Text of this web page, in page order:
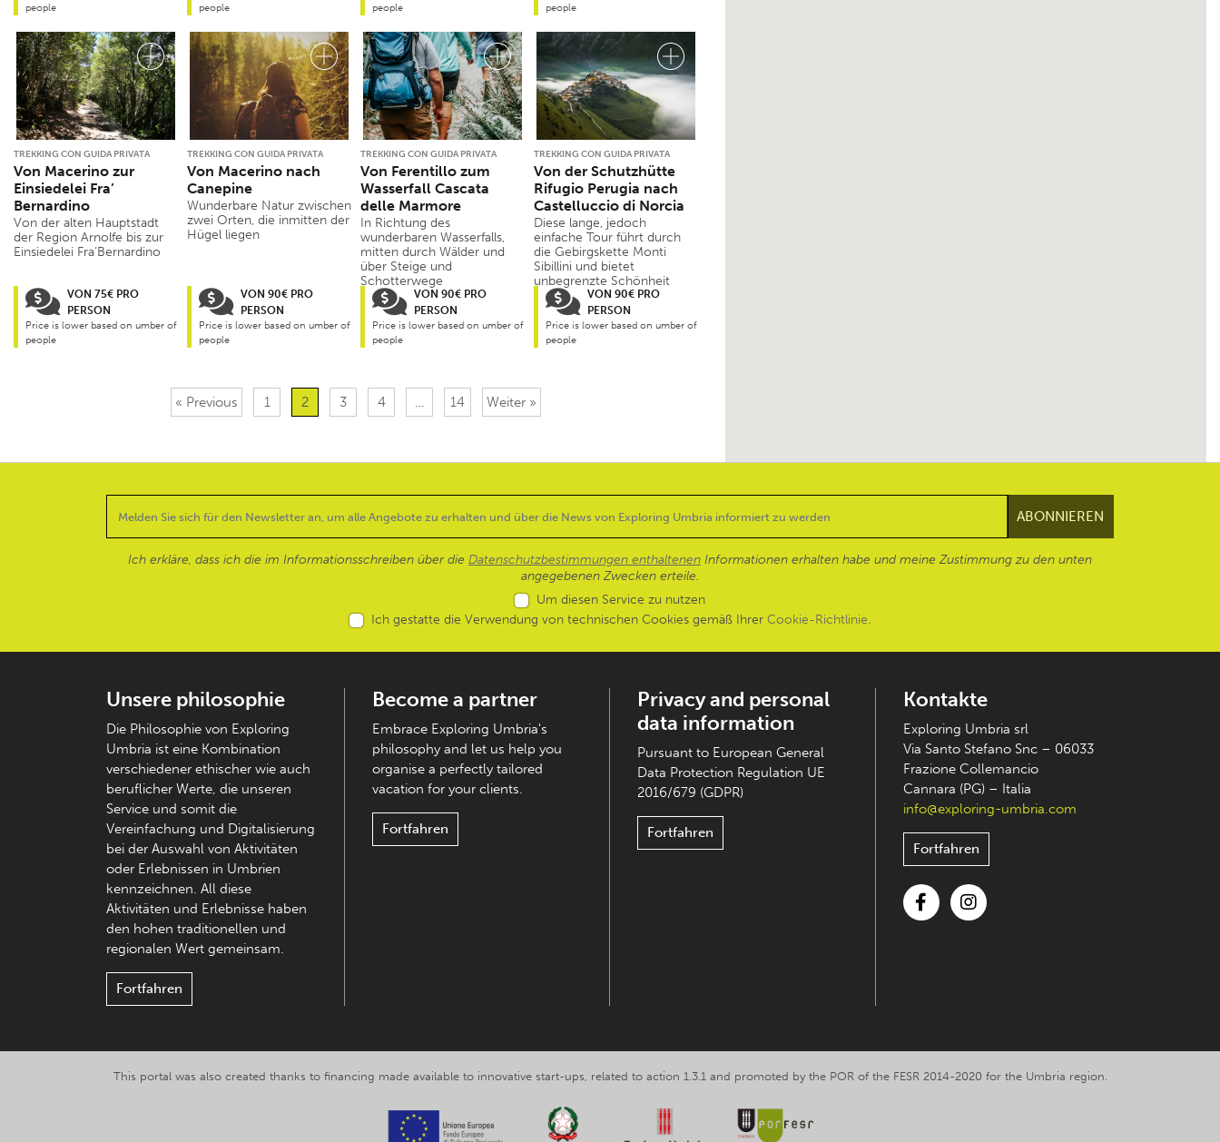
people
people
people
people
TREKKING CON GUIDA PRIVATA
Von Macerino zur
Einsiedelei Fra’
Bernardino
Von der alten Hauptstadt
der Region Arnolfe bis zur
Einsiedelei Fra‘Bernardino
VON 75€ PRO
PERSON
Price is lower based on umber of
people
TREKKING CON GUIDA PRIVATA
Von Macerino nach
Canepine
Wunderbare Natur zwischen
zwei Orten, die inmitten der
Hügel liegen
VON 90€ PRO
PERSON
Price is lower based on umber of
people
TREKKING CON GUIDA PRIVATA
Von Ferentillo zum
Wasserfall Cascata
delle Marmore
In Richtung des
wunderbaren Wasserfalls,
mitten durch Wälder und
über Steige und
Schotterwege
VON 90€ PRO
PERSON
Price is lower based on umber of
people
TREKKING CON GUIDA PRIVATA
Von der Schutzhütte
Rifugio Perugia nach
Castelluccio di Norcia
Diese lange, jedoch
einfache Tour führt durch
die Gebirgskette Monti
Sibillini und bietet
unbegrenzte Schönheit
VON 90€ PRO
PERSON
Price is lower based on umber of
people
« Previous 1 2 3 4 … 14 Weiter »
Ich erkläre, dass ich die im Informationsschreiben über die Datenschutzbestimmungen enthaltenen Informationen erhalten habe und meine Zustimmung zu den unten
angegebenen Zwecken erteile.
Um diesen Service zu nutzen
Ich gestatte die Verwendung von technischen Cookies gemäß Ihrer Cookie-Richtlinie.
Unsere philosophie
Die Philosophie von Exploring
Umbria ist eine Kombination
verschiedener ethischer wie auch
beruflicher Werte, die unseren
Service und somit die
Vereinfachung und Digitalisierung
bei der Auswahl von Aktivitäten
oder Erlebnissen in Umbrien
kennzeichnen. All diese
Aktivitäten und Erlebnisse haben
den hohen traditionellen und
regionalen Wert gemeinsam.
Fortfahren
Become a partner
Embrace Exploring Umbria's
philosophy and let us help you
organise a perfectly tailored
vacation for your clients.
Fortfahren
Privacy and personal
data information
Pursuant to European General
Data Protection Regulation UE
2016/679 (GDPR)
Fortfahren
Kontakte
Exploring Umbria srl
Via Santo Stefano Snc – 06033
Frazione Collemancio
Cannara (PG) – Italia
info@exploring-umbria.com
Fortfahren
This portal was also created thanks to financing made available to innovative start-ups, related to action 1.3.1 and promoted by the POR of the FESR 2014-2020 for the Umbria region.